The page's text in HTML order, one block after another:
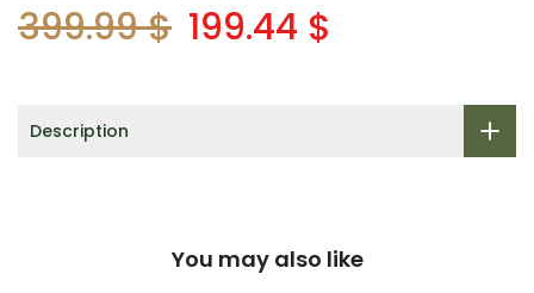
399.99 $ 199.44 $
Description
You may also like